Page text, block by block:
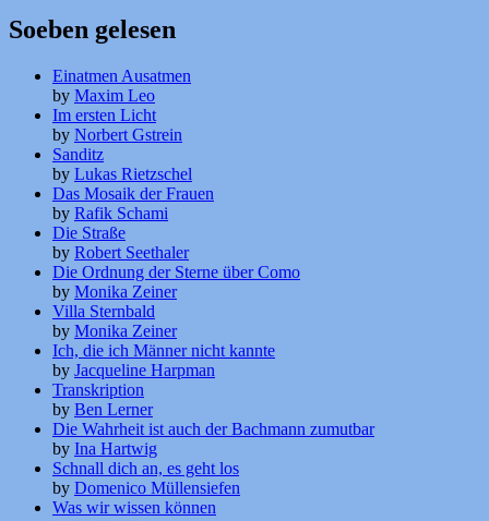
Soeben gelesen
Einatmen Ausatmen
by Maxim Leo
Im ersten Licht
by Norbert Gstrein
Sanditz
by Lukas Rietzschel
Das Mosaik der Frauen
by Rafik Schami
Die Straße
by Robert Seethaler
Die Ordnung der Sterne über Como
by Monika Zeiner
Villa Sternbald
by Monika Zeiner
Ich, die ich Männer nicht kannte
by Jacqueline Harpman
Transkription
by Ben Lerner
Die Wahrheit ist auch der Bachmann zumutbar
by Ina Hartwig
Schnall dich an, es geht los
by Domenico Müllensiefen
Was wir wissen können